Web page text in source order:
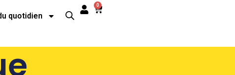
quotidien
0